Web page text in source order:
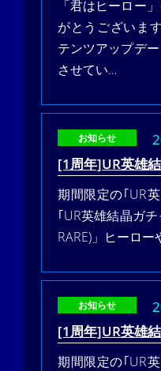
「君はヒーロー
がとうございま
テンツアップデ
させてい…
お知らせ
[1周年]UR英雄
期間限定の｢UR
｢UR英雄結晶ガ
RARE)」ヒーロ
お知らせ
[1周年]UR英雄
期間限定の｢UR